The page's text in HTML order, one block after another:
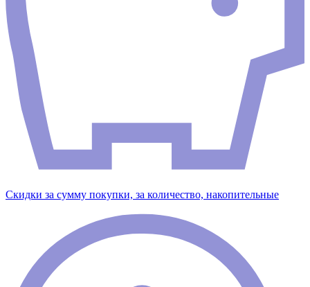
Скидки за сумму покупки, за количество, накопительные